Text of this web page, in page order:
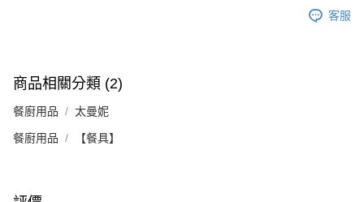
客服
商品相關分類 (2)
餐廚用品 太曼妮
餐廚用品 【餐具】